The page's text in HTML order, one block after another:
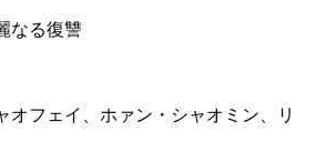
なる復讐
オフェイ、ホァン・シャオミン、リ